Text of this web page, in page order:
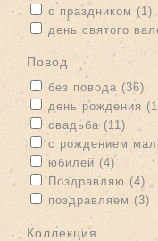
Apply с праздником
с праздником (1)
Apply день святого
день святого
Повод
Apply без повода
без повода (36)
Apply день
день рождения
Apply свадьба filter
свадьба (11)
Apply с рождением
с рождением
Apply юбилей filter
юбилей (4) Apply
Apply Поздравляю
Поздравляю (4)
Apply поздравляем
поздравляем (3)
Коллекция